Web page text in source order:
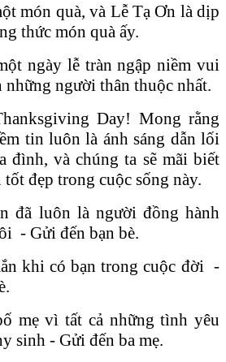
món quà, và Lễ Tạ Ơn là dịp
thức món quà ấy.
ngày lễ tràn ngập niềm vui
những người thân thuộc nhất.
Day! Mong rằng
tin luôn là ánh sáng dẫn lối
đình, và chúng ta sẽ mãi biết
đẹp trong cuộc sống này.
đã luôn là người đồng hành
- Gửi đến bạn bè.
khi có bạn trong cuộc đời -
mẹ vì tất cả những tình yêu
sinh - Gửi đến ba mẹ.